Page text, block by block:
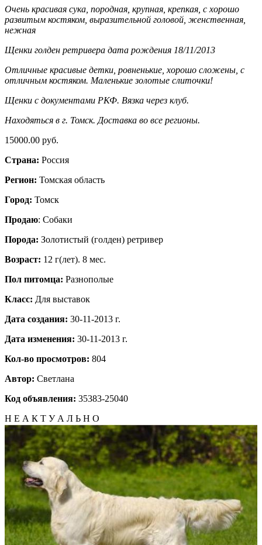
Очень красивая сука, породная, крупная, крепкая, с хорошо
развитым костяком, выразительной головой, женственная,
нежная
Щенки голден ретривера дата рождения 18/11/2013
Отличные красивые детки, ровненькие, хорошо сложены, с
отличным костяком. Маленькие золотые слиточки!
Щенки с документами РКФ. Вязка через клуб.
Находяться в г. Томск. Доставка во все регионы.
15000.00 руб.
Страна: Россия
Регион: Томская область
Город: Томск
Продаю: Собаки
Порода: Золотистый (голден) ретривер
Возраст: 12 г(лет). 8 мес.
Пол питомца: Разнополые
Класс: Для выставок
Дата создания: 30-11-2013 г.
Дата изменения: 30-11-2013 г.
Кол-во просмотров: 804
Автор: Светлана
Код объявления: 35383-25040
Н Е А К Т У А Л Ь Н О